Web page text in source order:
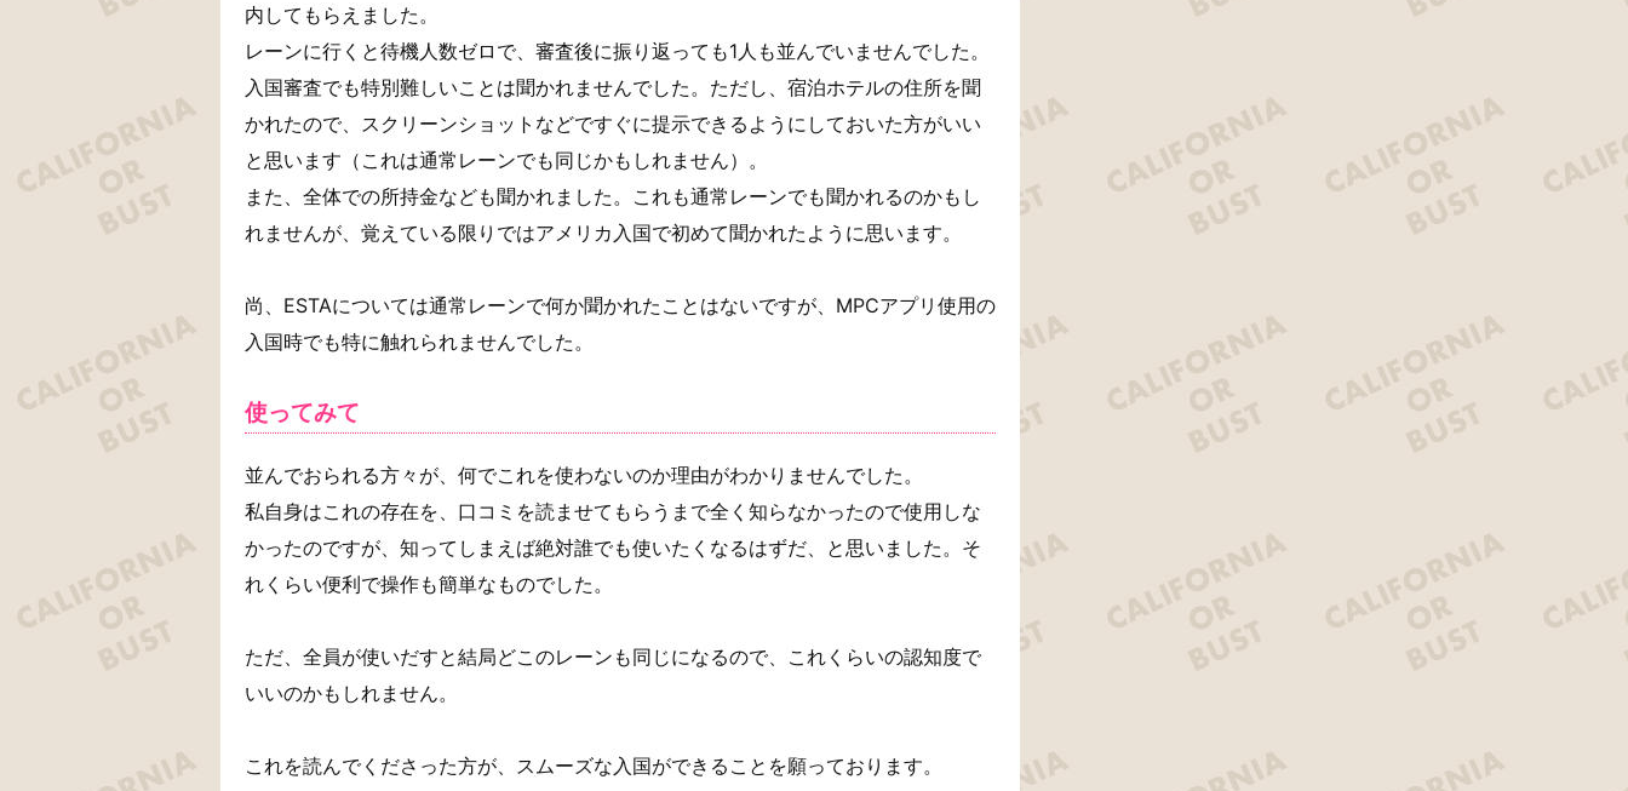
内してもらえました。
レーンに行くと待機人数ゼロで、審査後に振り返っても1人も並んでいませんでした。
入国審査でも特別難しいことは聞かれませんでした。ただし、宿泊ホテルの住所を聞
かれたので、スクリーンショットなどですぐに提示できるようにしておいた方がいい
と思います（これは通常レーンでも同じかもしれません）。
また、全体での所持金なども聞かれました。これも通常レーンでも聞かれるのかもし
れませんが、覚えている限りではアメリカ入国で初めて聞かれたように思います。
尚、ESTAについては通常レーンで何か聞かれたことはないですが、MPCアプリ使用の
入国時でも特に触れられませんでした。
使ってみて
並んでおられる方々が、何でこれを使わないのか理由がわかりませんでした。
私自身はこれの存在を、口コミを読ませてもらうまで全く知らなかったので使用しな
かったのですが、知ってしまえば絶対誰でも使いたくなるはずだ、と思いました。そ
れくらい便利で操作も簡単なものでした。
ただ、全員が使いだすと結局どこのレーンも同じになるので、これくらいの認知度で
いいのかもしれません。
これを読んでくださった方が、スムーズな入国ができることを願っております。